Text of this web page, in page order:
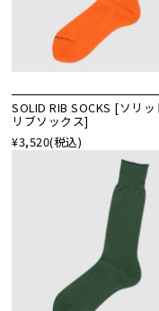
SOLID RIB SOCKS [ソリッ
リブソックス]
¥3,520(税込)